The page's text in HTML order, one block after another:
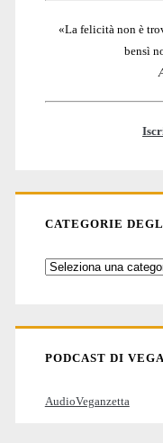
«La felicità non è
bensì
CATEGORIE
Categorie
PODCAST DI
AudioVeganzetta